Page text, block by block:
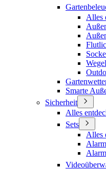
Alles
Smarte
Sicherheit
Alles
Sets
Alles